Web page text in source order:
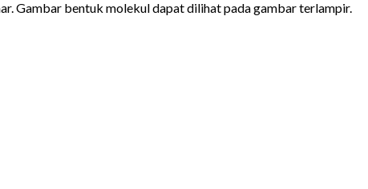
Gambar bentuk molekul dapat dilihat pada gambar terlampir.